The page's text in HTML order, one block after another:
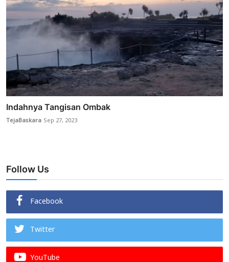
Indahnya Tangisan Ombak
TejaBaskara Sep 27, 2023
Follow Us
Facebook
Twitter
YouTube